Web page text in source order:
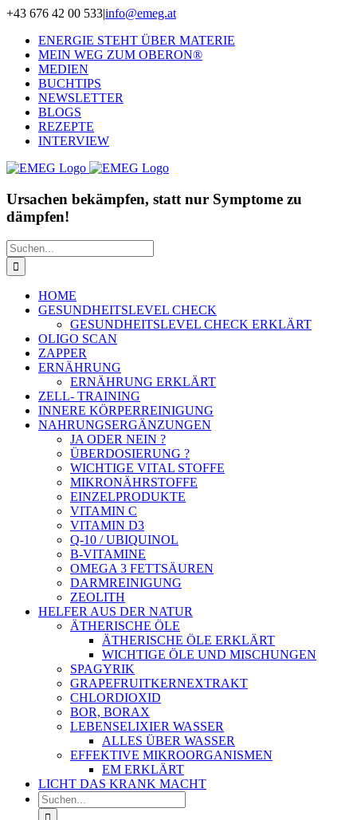
Zum
springen
+43 676 42 00 533|info@emeg.at
ENERGIE STEHT ÜBER MATERIE
MEIN WEG ZUM OBERON®
MEDIEN
BUCHTIPS
NEWSLETTER
BLOGS
REZEPTE
INTERVIEW
Ursachen bekämpfen, statt nur Symptome zu
dämpfen!
Suche
nach:
HOME
GESUNDHEITSLEVEL CHECK
GESUNDHEITSLEVEL CHECK ERKLÄRT
OLIGO SCAN
ZAPPER
ERNÄHRUNG
ERNÄHRUNG ERKLÄRT
ZELL- TRAINING
INNERE KÖRPERREINIGUNG
NAHRUNGSERGÄNZUNGEN
JA ODER NEIN ?
ÜBERDOSIERUNG ?
WICHTIGE VITAL STOFFE
MIKRONÄHRSTOFFE
EINZELPRODUKTE
VITAMIN C
VITAMIN D3
Q-10 / UBIQUINOL
B-VITAMINE
OMEGA 3 FETTSÄUREN
DARMREINIGUNG
ZEOLITH
HELFER AUS DER NATUR
ÄTHERISCHE ÖLE
ÄTHERISCHE ÖLE ERKLÄRT
WICHTIGE ÖLE UND MISCHUNGEN
SPAGYRIK
GRAPEFRUITKERNEXTRAKT
CHLORDIOXID
BOR, BORAX
LEBENSELIXIER WASSER
ALLES ÜBER WASSER
EFFEKTIVE MIKROORGANISMEN
EM ERKLÄRT
LICHT DAS KRANK MACHT
Suche
nach: